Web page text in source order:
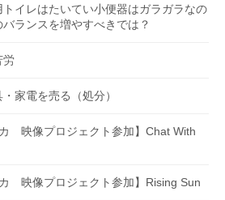
トイレはたいてい小便器はガラガラなの
ランスを増やすべきでは？
労
家電を売る（処分）
映像プロジェクト参加】Chat With
映像プロジェクト参加】Rising Sun